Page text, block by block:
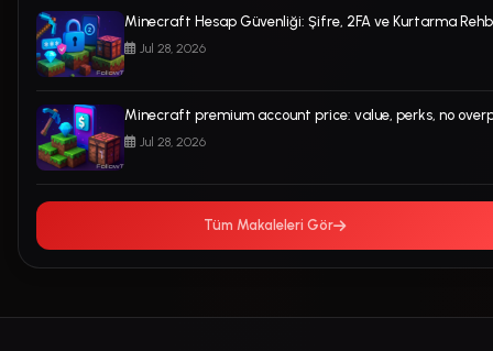
Minecraft Hesap Güvenliği: Şifre, 2FA ve Kurtarma
Jul 28, 2026
Minecraft premium account price: value, perks, no
Jul 28, 2026
Tüm Makaleleri Gör